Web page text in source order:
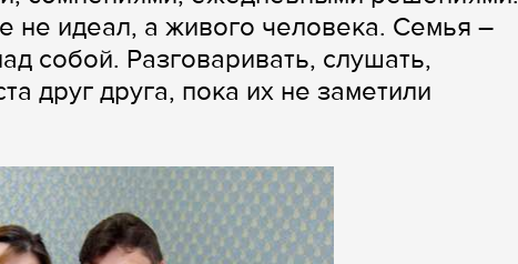
не идеал, а живого человека. Семья –
собой. Разговаривать, слушать,
друг друга, пока их не заметили